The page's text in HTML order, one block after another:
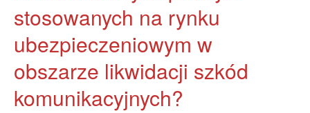
stosowanych na rynku
ubezpieczeniowym w
obszarze likwidacji szkód
komunikacyjnych?